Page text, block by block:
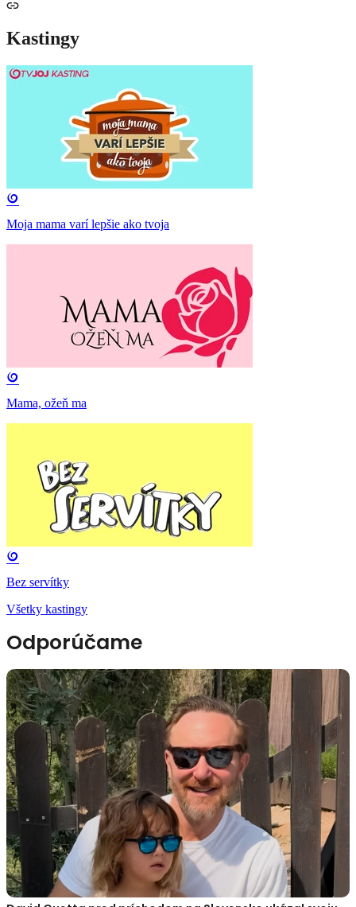
Kastingy
Moja mama varí lepšie ako tvoja
Mama, ožeň ma
Bez servítky
Všetky kastingy
Odporúčame